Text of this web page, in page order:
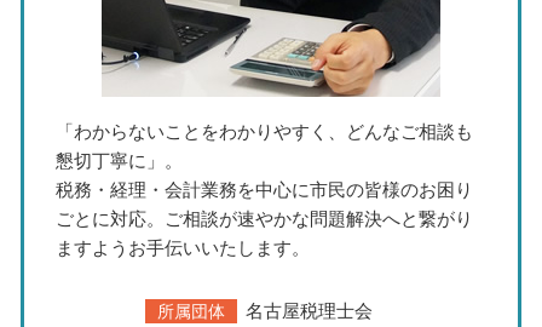
「わからないことをわかりやすく、どんなご相談も
懇切丁寧に」。
税務・経理・会計業務を中心に市民の皆様のお困り
ごとに対応。ご相談が速やかな問題解決へと繋がり
ますようお手伝いいたします。
所属団体
名古屋税理士会